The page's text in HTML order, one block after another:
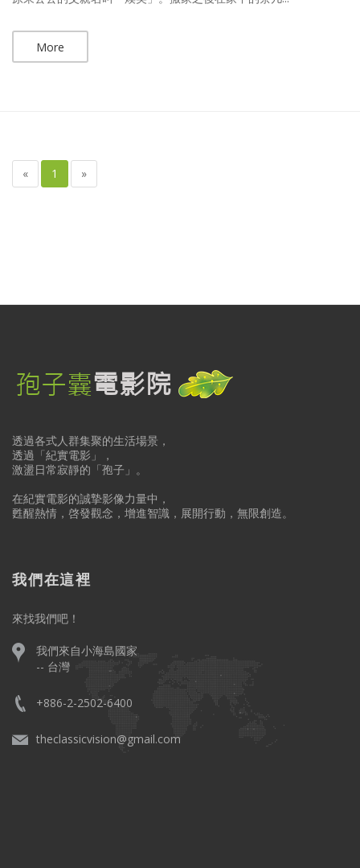
More
« 1 »
透過各式人群集聚的生活場景，
透過「紀實電影」，
激盪日常寂靜的「孢子」。
在紀實電影的誠摯影像力量中，
甦醒熱情，啓發觀念，增進智識，展開行動，無限創造。
我們在這裡
來找我們吧！
我們來自小海島國家
-- 台灣
+886-2-2502-6400
theclassicvision@gmail.com